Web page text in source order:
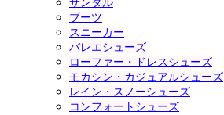
サンダル
ブーツ
スニーカー
バレエシューズ
ローファー・ドレスシューズ
モカシン・カジュアルシューズ
レイン・スノーシューズ
コンフォートシューズ